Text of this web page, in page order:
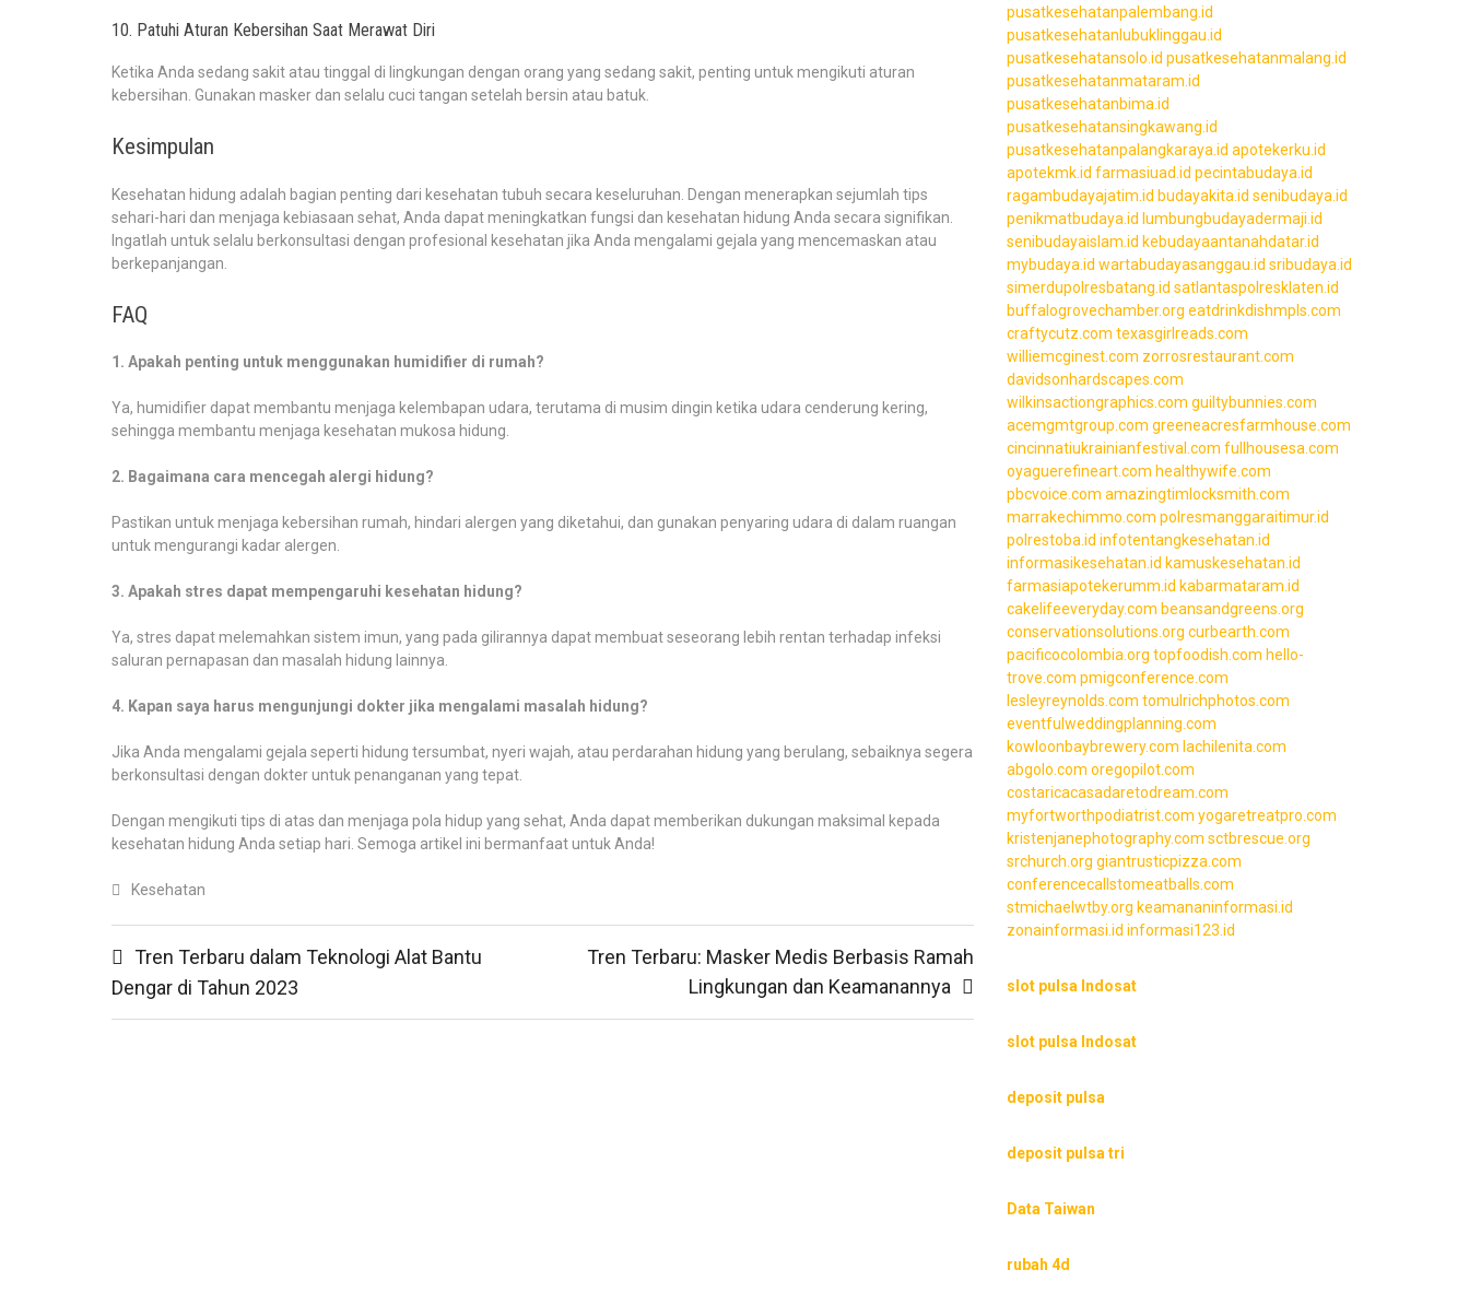
10. Patuhi Aturan Kebersihan Saat Merawat Diri
Ketika Anda sedang sakit atau tinggal di lingkungan dengan orang yang sedang sakit, penting untuk mengikuti aturan
kebersihan. Gunakan masker dan selalu cuci tangan setelah bersin atau batuk.
Kesimpulan
Kesehatan hidung adalah bagian penting dari kesehatan tubuh secara keseluruhan. Dengan menerapkan sejumlah tips
sehari-hari dan menjaga kebiasaan sehat, Anda dapat meningkatkan fungsi dan kesehatan hidung Anda secara signifikan.
Ingatlah untuk selalu berkonsultasi dengan profesional kesehatan jika Anda mengalami gejala yang mencemaskan atau
berkepanjangan.
FAQ
1. Apakah penting untuk menggunakan humidifier di rumah?
Ya, humidifier dapat membantu menjaga kelembapan udara, terutama di musim dingin ketika udara cenderung kering,
sehingga membantu menjaga kesehatan mukosa hidung.
2. Bagaimana cara mencegah alergi hidung?
Pastikan untuk menjaga kebersihan rumah, hindari alergen yang diketahui, dan gunakan penyaring udara di dalam ruangan
untuk mengurangi kadar alergen.
3. Apakah stres dapat mempengaruhi kesehatan hidung?
Ya, stres dapat melemahkan sistem imun, yang pada gilirannya dapat membuat seseorang lebih rentan terhadap infeksi
saluran pernapasan dan masalah hidung lainnya.
4. Kapan saya harus mengunjungi dokter jika mengalami masalah hidung?
Jika Anda mengalami gejala seperti hidung tersumbat, nyeri wajah, atau perdarahan hidung yang berulang, sebaiknya segera
berkonsultasi dengan dokter untuk penanganan yang tepat.
Dengan mengikuti tips di atas dan menjaga pola hidup yang sehat, Anda dapat memberikan dukungan maksimal kepada
kesehatan hidung Anda setiap hari. Semoga artikel ini bermanfaat untuk Anda!
Kesehatan
navigation
Tren Terbaru dalam Teknologi Alat Bantu
Dengar di Tahun 2023
Tren Terbaru: Masker Medis Berbasis Ramah
Lingkungan dan Keamanannya
pusatkesehatanpalembang.id
pusatkesehatanlubuklinggau.id
pusatkesehatansolo.id pusatkesehatanmalang.id
pusatkesehatanmataram.id
pusatkesehatanbima.id
pusatkesehatansingkawang.id
pusatkesehatanpalangkaraya.id apotekerku.id
apotekmk.id farmasiuad.id pecintabudaya.id
ragambudayajatim.id budayakita.id senibudaya.id
penikmatbudaya.id lumbungbudayadermaji.id
senibudayaislam.id kebudayaantanahdatar.id
mybudaya.id wartabudayasanggau.id sribudaya.id
simerdupolresbatang.id satlantaspolresklaten.id
buffalogrovechamber.org eatdrinkdishmpls.com
craftycutz.com texasgirlreads.com
williemcginest.com zorrosrestaurant.com
davidsonhardscapes.com
wilkinsactiongraphics.com guiltybunnies.com
acemgmtgroup.com greeneacresfarmhouse.com
cincinnatiukrainianfestival.com fullhousesa.com
oyaguerefineart.com healthywife.com
pbcvoice.com amazingtimlocksmith.com
marrakechimmo.com polresmanggaraitimur.id
polrestoba.id infotentangkesehatan.id
informasikesehatan.id kamuskesehatan.id
farmasiapotekerumm.id kabarmataram.id
cakelifeeveryday.com beansandgreens.org
conservationsolutions.org curbearth.com
pacificocolombia.org topfoodish.com hello-
trove.com pmigconference.com
lesleyreynolds.com tomulrichphotos.com
eventfulweddingplanning.com
kowloonbaybrewery.com lachilenita.com
abgolo.com oregopilot.com
costaricacasadaretodream.com
myfortworthpodiatrist.com yogaretreatpro.com
kristenjanephotography.com sctbrescue.org
srchurch.org giantrusticpizza.com
conferencecallstomeatballs.com
stmichaelwtby.org keamananinformasi.id
zonainformasi.id informasi123.id
slot pulsa Indosat
slot pulsa Indosat
deposit pulsa
deposit pulsa tri
Data Taiwan
rubah 4d